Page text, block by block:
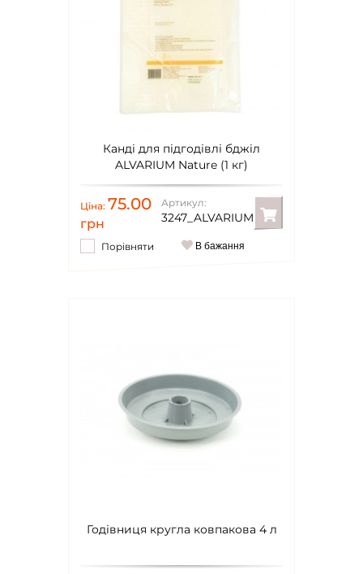
Канді для підгодівлі бджіл
ALVARIUM Nature (1 кг)
Ціна: 75.00
грн
Артикул:
3247_ALVARIUM
Порівняти В бажання
Годівниця кругла ковпакова 4 л